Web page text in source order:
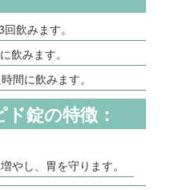
飲みます。
飲みます。
間に飲みます。
錠の特徴：
やし、胃を守ります。